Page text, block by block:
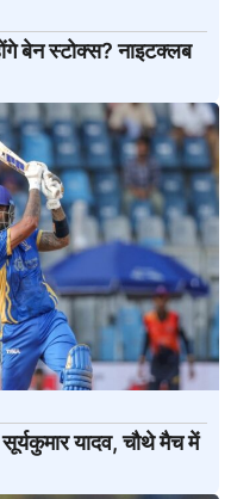
बेन स्टोक्स? नाइटक्लब
यादव, चौथे मैच में